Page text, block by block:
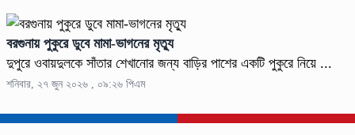
বরগুনায় পুকুরে ডুবে মামা-ভাগনের মৃত্যু
দুপুরে ওবায়দুলকে সাঁতার শেখানোর জন্য বাড়ির পাশের একটি পুকুরে নিয়ে ...
শনিবার, ২৭ জুন ২০২৬ , ০৯:২৬ পিএম